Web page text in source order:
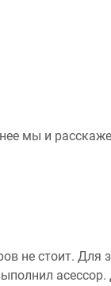
мы и
не стоит. Для